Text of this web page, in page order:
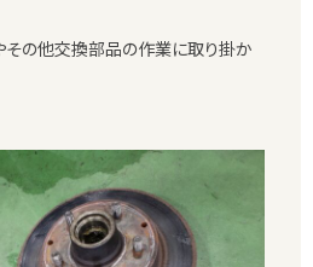
その他交換部品の作業に取り掛か